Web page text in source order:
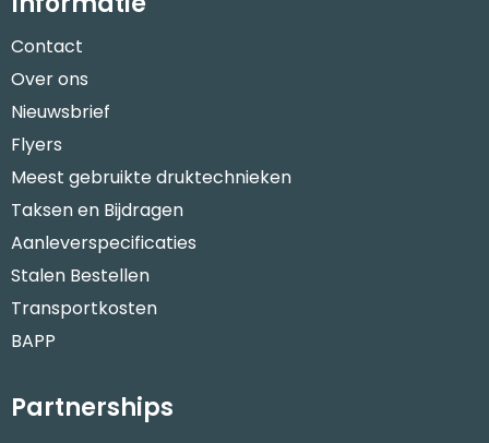
Contact
Over ons
Nieuwsbrief
Flyers
Meest gebruikte druktechnieken
Taksen en Bijdragen
Aanleverspecificaties
Stalen Bestellen
Transportkosten
BAPP
Partnerships